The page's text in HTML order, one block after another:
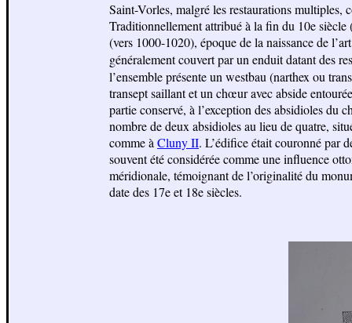
Saint-Vorles, malgré les restaurations multiples,
Traditionnellement attribué à la fin du 10e siècle
(vers 1000-1020), époque de la naissance de
généralement couvert par un enduit datant des
l’ensemble présente un westbau (narthex ou
transept saillant et un chœur avec abside
partie conservé, à l’exception des absidioles
nombre de deux absidioles au lieu de quatre,
comme à Cluny II. L’édifice était couronné par
souvent été considérée comme une influence
méridionale, témoignant de l’originalité du
date des 17e et 18e siècles.